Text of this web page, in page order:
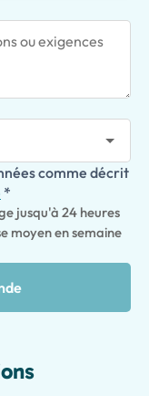
comme décrit
*
jusqu'à 24 heures
moyen en semaine